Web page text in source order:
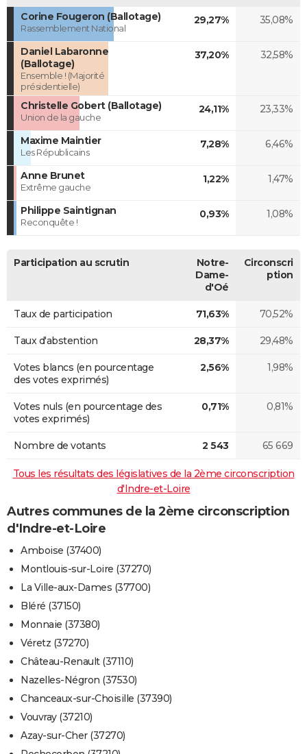
Corine Fougeron (Ballotage)
Rassemblement National
29,27% 35,08%
Daniel Labaronne
(Ballotage)
Ensemble ! (Majorité
présidentielle)
37,20% 32,58%
Christelle Gobert (Ballotage)
Union de la gauche
24,11% 23,33%
Maxime Maintier
Les Républicains
7,28% 6,46%
Anne Brunet
Extrême gauche
1,22% 1,47%
Philippe Saintignan
Reconquête !
0,93% 1,08%
Participation au scrutin
Notre-
Dame-
d'Oé
Circonscri
ption
Taux de participation 71,63% 70,52%
Taux d'abstention 28,37% 29,48%
Votes blancs (en pourcentage
des votes exprimés)
2,56% 1,98%
Votes nuls (en pourcentage des
votes exprimés)
0,71% 0,81%
Nombre de votants 2 543 65 669
Tous les résultats des législatives de la 2ème circonscription
d'Indre-et-Loire
Autres communes de la 2ème circonscription
d'Indre-et-Loire
Amboise (37400)
Montlouis-sur-Loire (37270)
La Ville-aux-Dames (37700)
Bléré (37150)
Monnaie (37380)
Véretz (37270)
Château-Renault (37110)
Nazelles-Négron (37530)
Chanceaux-sur-Choisille (37390)
Vouvray (37210)
Azay-sur-Cher (37270)